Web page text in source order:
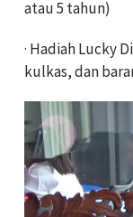
atau 5 tahun)
· Hadiah Lucky
kulkas, dan